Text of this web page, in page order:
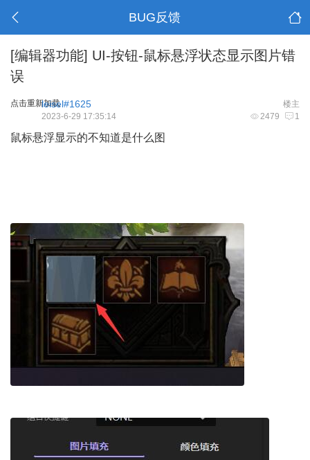
BUG反馈
[编辑器功能] UI-按钮-鼠标悬浮状态显示图片错
误
点击重新加载 楼主
leisel#1625
2479 1
2023-6-29 17:35:14
鼠标悬浮显示的不知道是什么图